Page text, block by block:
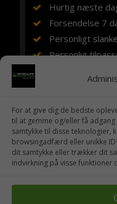
For at give dig de bedste
til at gemme og/eller få
samtykke til disse teknologier,
browsingadfærd eller unikke
dit samtykke eller trækker dit
indvirkning på visse funktioner
Hurtig næste
Forsendelse 7
Personligt
Personlig
10 år i eget